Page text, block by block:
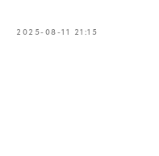
2025-08-11 21:15